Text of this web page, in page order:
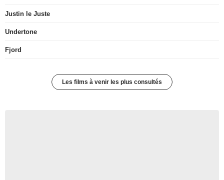
Justin le Juste
Undertone
Fjord
Les films à venir les plus consultés